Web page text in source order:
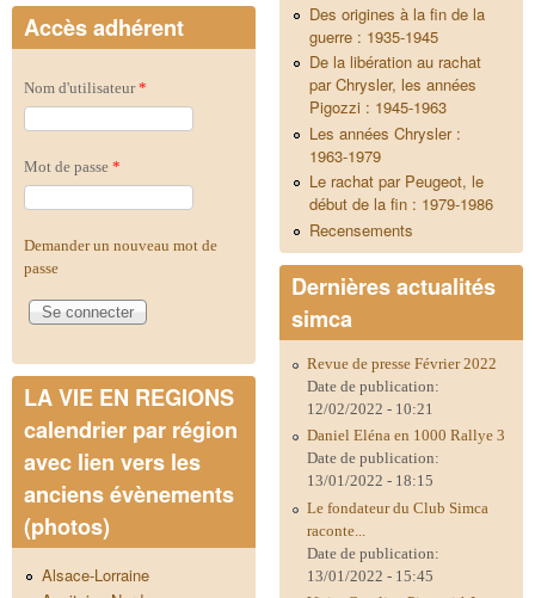
Accès adhérent
Nom d'utilisateur*
Mot de passe *
Demander un nouveau mot de
passe
LA VIE EN REGIONS
calendrier par région
avec lien vers les
anciens évènements
(photos)
Alsace-Lorraine
Des origines à la fin de la
guerre : 1935-1945
De la libération au rachat
par Chrysler, les années
Pigozzi : 1945-1963
Les années Chrysler :
1963-1979
Le rachat par Peugeot, le
début de la fin : 1979-1986
Recensements
Dernières actualités
simca
Revue de presse Février 2022
Date de publication:
12/02/2022 - 10:21
Daniel Eléna en 1000 Rallye 3
Date de publication:
13/01/2022 - 18:15
Le fondateur du Club Simca
raconte...
Date de publication:
13/01/2022 - 15:45